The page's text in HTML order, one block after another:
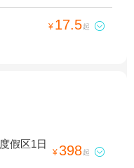
¥ 17.5起 
假区1日
¥398起 